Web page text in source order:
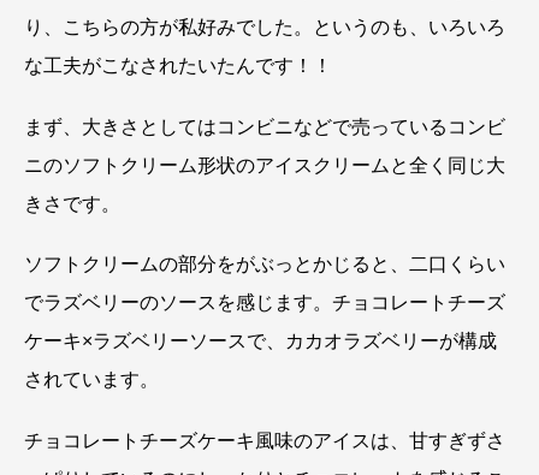
り、こちらの方が私好みでした。というのも、いろいろ
な工夫がこなされたいたんです！！
まず、大きさとしてはコンビニなどで売っているコンビ
ニのソフトクリーム形状のアイスクリームと全く同じ大
きさです。
ソフトクリームの部分をがぶっとかじると、二口くらい
でラズベリーのソースを感じます。チョコレートチーズ
ケーキ×ラズベリーソースで、カカオラズベリーが構成
されています。
チョコレートチーズケーキ風味のアイスは、甘すぎずさ